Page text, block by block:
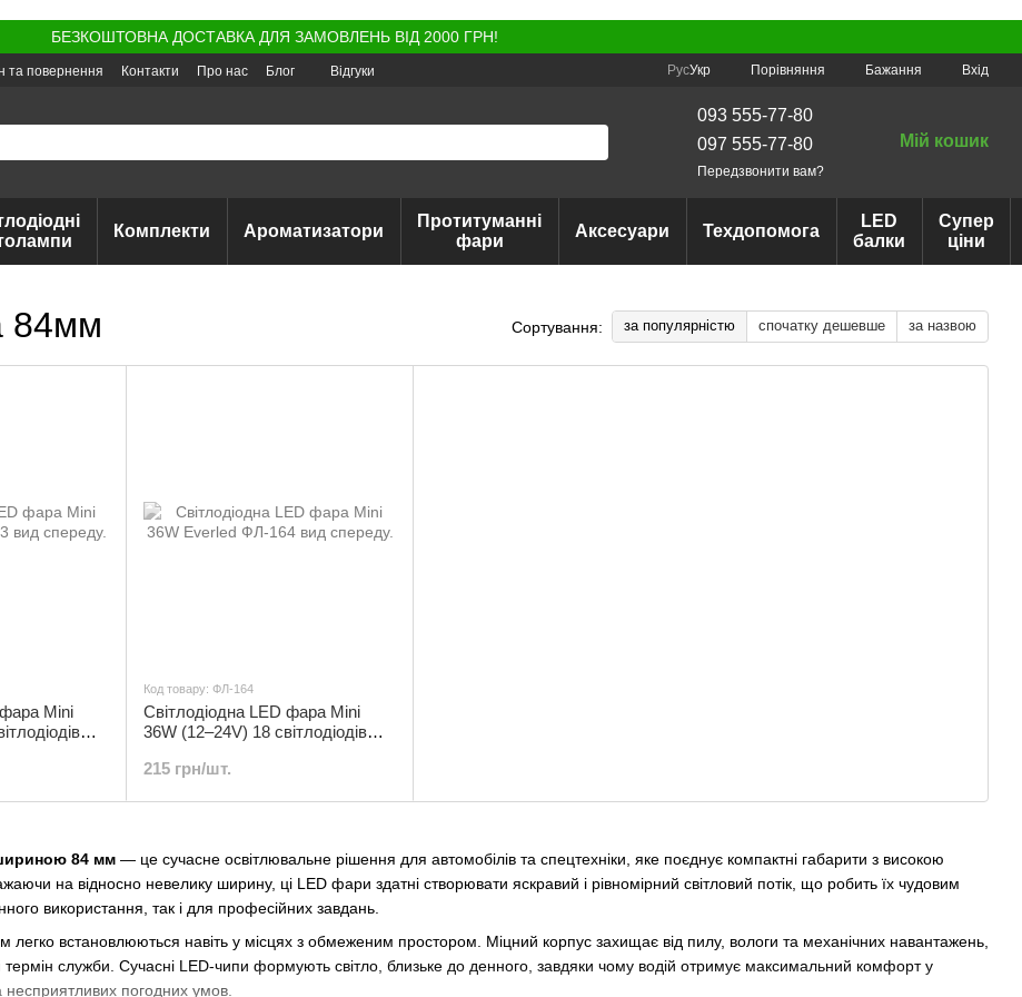
БЕЗКОШТОВНА ДОСТАВКА ДЛЯ ЗАМОВЛЕНЬ ВІД 2000 ГРН!
та повернення Контакти Про нас Блог Відгуки РусУкр Порівняння Бажання Вхід
093 555-77-80
097 555-77-80
Передзвонити вам?
Мій кошик
Комплекти Ароматизатори
Протитуманні
фари
Аксесуари Техдопомога
LED
балки
Супер
ціни
84мм Сортування: за популярністю спочатку дешевше за назвою
84 мм — це сучасне освітлювальне рішення для автомобілів та спецтехніки, яке поєднує компактні габарити з високою
на відносно невелику ширину, ці LED фари здатні створювати яскравий і рівномірний світловий потік, що робить їх чудовим
використання, так і для професійних завдань.
встановлюються навіть у місцях з обмеженим простором. Міцний корпус захищає від пилу, вологи та механічних навантажень,
служби. Сучасні LED-чипи формують світло, близьке до денного, завдяки чому водій отримує максимальний комфорт у
погодних умов.
Mini
Код товару: ФЛ-164
Світлодіодна LED фара Mini
36W (12–24V) 18 світлодіодів
215 грн/шт.